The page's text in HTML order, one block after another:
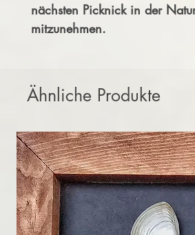
nächsten Picknick in der
mitzunehmen.
Ähnliche Produkte